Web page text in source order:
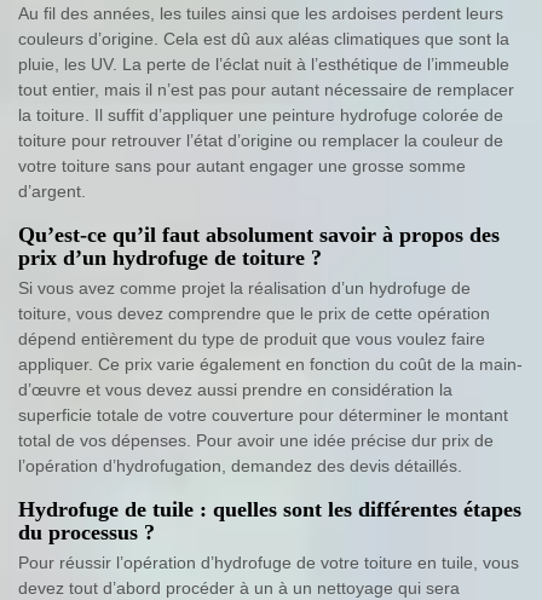
Au fil des années, les tuiles ainsi que les ardoises perdent leurs
couleurs d’origine. Cela est dû aux aléas climatiques que sont la
pluie, les UV. La perte de l’éclat nuit à l’esthétique de l’immeuble
tout entier, mais il n’est pas pour autant nécessaire de remplacer
la toiture. Il suffit d’appliquer une peinture hydrofuge colorée de
toiture pour retrouver l’état d’origine ou remplacer la couleur de
votre toiture sans pour autant engager une grosse somme
d’argent.
Qu’est-ce qu’il faut absolument savoir à propos des
prix d’un hydrofuge de toiture ?
Si vous avez comme projet la réalisation d’un hydrofuge de
toiture, vous devez comprendre que le prix de cette opération
dépend entièrement du type de produit que vous voulez faire
appliquer. Ce prix varie également en fonction du coût de la main-
d’œuvre et vous devez aussi prendre en considération la
superficie totale de votre couverture pour déterminer le montant
total de vos dépenses. Pour avoir une idée précise dur prix de
l’opération d’hydrofugation, demandez des devis détaillés.
Hydrofuge de tuile : quelles sont les différentes étapes
du processus ?
Pour réussir l’opération d’hydrofuge de votre toiture en tuile, vous
devez tout d’abord procéder à un à un nettoyage qui sera